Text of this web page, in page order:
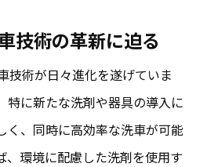
技術の革新に迫る
技術が日々進化を遂げていま
特に新たな洗剤や器具の導入に
く、同時に高効率な洗車が可能
、環境に配慮した洗剤を使用す